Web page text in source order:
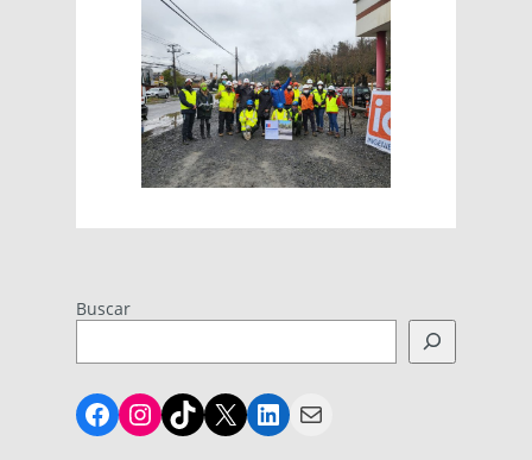
Buscar
Facebook
Instagram
TikTok
X LinkedIn
Mail